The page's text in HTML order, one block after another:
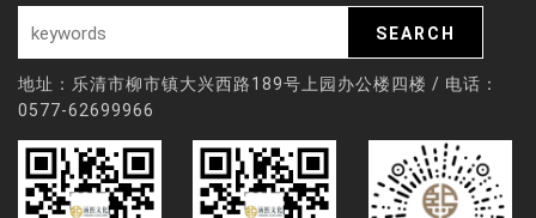
地址：乐清市柳市镇大兴西路189号上园办公楼四楼 / 电话：
0577-62699966